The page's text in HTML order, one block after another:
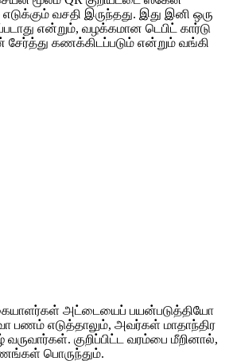
வசதி இருந்தது. இது இனி ஒரு
என்றும், வழக்கமான டெபிட் கார்டு
சேர்த்து கணக்கிடப்படும் என்றும் வங்கி
அட்டையைப் பயன்படுத்தியோ
பணம் எடுத்தாலும், அவர்கள் மாதாந்திர
குறிப்பிட்ட வரம்பை மீறினால்,
பொருந்தும்.